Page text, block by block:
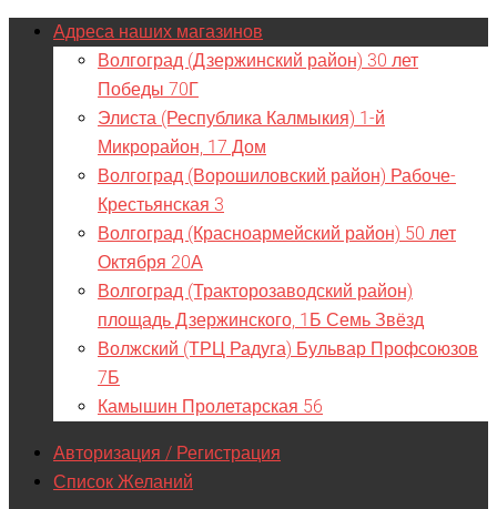
Адреса наших магазинов
Волгоград (Дзержинский район) 30 лет
Победы 70Г
Элиста (Республика Калмыкия) 1-й
Микрорайон, 17 Дом
Волгоград (Ворошиловский район) Рабоче-
Крестьянская 3
Волгоград (Красноармейский район) 50 лет
Октября 20А
Волгоград (Тракторозаводский район)
площадь Дзержинского, 1Б Семь Звёзд
Волжский (ТРЦ Радуга) Бульвар Профсоюзов
7Б
Камышин Пролетарская 56
Авторизация / Регистрация
Список Желаний